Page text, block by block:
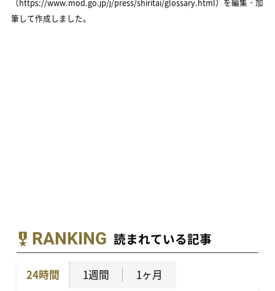
（https://www.mod.go.jp/j/press/shiritai/glossary.html）を編集・加
筆して作成しました。
RANKING 読まれている記事
24時間 1週間 1ヶ月